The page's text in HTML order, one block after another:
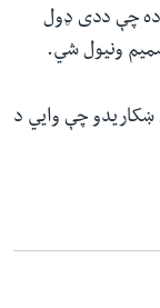
ده چې ددی ډول
ونیول شي.
چې وایي د